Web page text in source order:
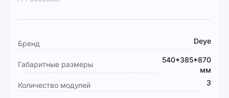
Подробная
информация
Бренд Deye
Габаритные размеры
540*385*870
мм
Количество модулей
3